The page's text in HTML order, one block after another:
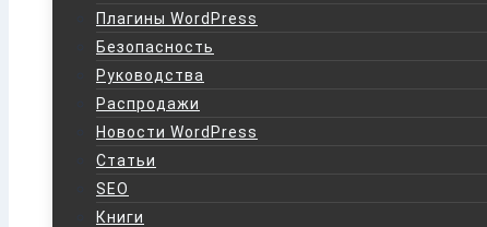
Плагины WordPress
Безопасность
Руководства
Распродажи
Новости WordPress
Статьи
SEO
Книги